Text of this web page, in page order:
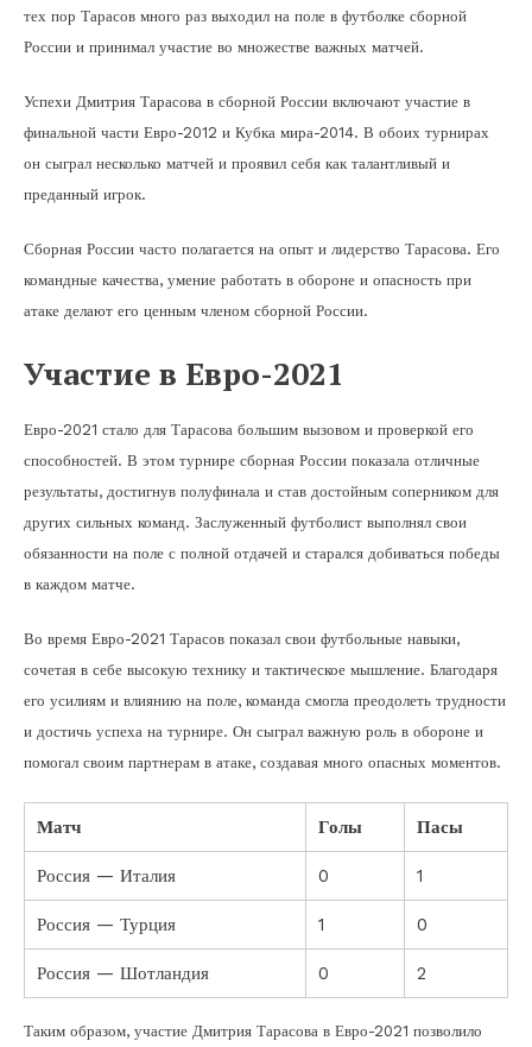
тех пор Тарасов много раз выходил на поле в футболке сборной
России и принимал участие во множестве важных матчей.
Успехи Дмитрия Тарасова в сборной России включают участие в
финальной части Евро-2012 и Кубка мира-2014. В обоих турнирах
он сыграл несколько матчей и проявил себя как талантливый и
преданный игрок.
Сборная России часто полагается на опыт и лидерство Тарасова. Его
командные качества, умение работать в обороне и опасность при
атаке делают его ценным членом сборной России.
Участие в Евро-2021
Евро-2021 стало для Тарасова большим вызовом и проверкой его
способностей. В этом турнире сборная России показала отличные
результаты, достигнув полуфинала и став достойным соперником для
других сильных команд. Заслуженный футболист выполнял свои
обязанности на поле с полной отдачей и старался добиваться победы
в каждом матче.
Во время Евро-2021 Тарасов показал свои футбольные навыки,
сочетая в себе высокую технику и тактическое мышление. Благодаря
его усилиям и влиянию на поле, команда смогла преодолеть трудности
и достичь успеха на турнире. Он сыграл важную роль в обороне и
помогал своим партнерам в атаке, создавая много опасных моментов.
Матч Голы Пасы
Россия — Италия 0 1
Россия — Турция 1 0
Россия — Шотландия 0 2
Таким образом, участие Дмитрия Тарасова в Евро-2021 позволило